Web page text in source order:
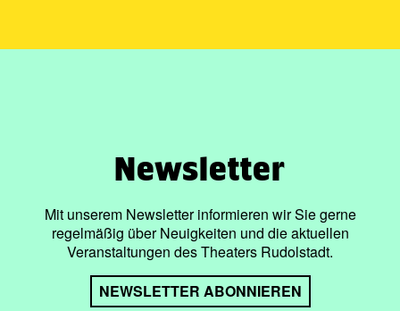
Newsletter
Mit unserem Newsletter informieren wir Sie gerne
regelmäßig über Neuigkeiten und die aktuellen
Veranstaltungen des Theaters Rudolstadt.
NEWSLETTER ABONNIEREN